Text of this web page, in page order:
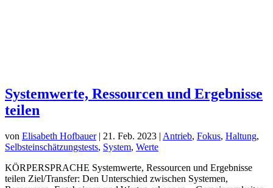
Systemwerte, Ressourcen und Ergebnisse
teilen
von Elisabeth Hofbauer| 21. Feb. 2023 | Antrieb, Fokus, Haltung,
Selbsteinschätzungstests, System, Werte
KÖRPERSPRACHE Systemwerte, Ressourcen und Ergebnisse
teilen Ziel/Transfer: Den Unterschied zwischen Systemen,